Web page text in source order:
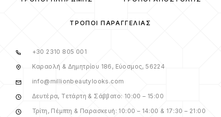
ΤΡΌΠΟΙ ΠΑΡΑΓΓΕΛΊΑΣ
+30 2310 805 001
Καραολή & Δημητρίου 186, Εύοσμος, 56224
info@millionbeautylooks.com
Δευτέρα, Τετάρτη & Σάββατο: 10:00 – 15:00
Τρίτη, Πέμπτη & Παρασκευή: 10:00 – 14:00 & 17:30 – 21:00